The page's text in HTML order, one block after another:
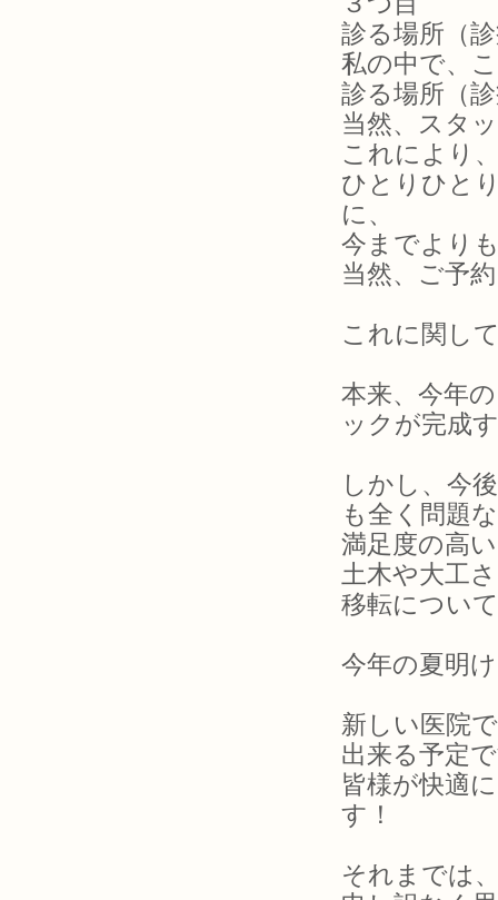
診る場所（
私の中で、
診る場所（
当然、スタ
これにより
ひとりひと
に、
今までより
当然、ご予
これに関し
本来、今年
ックが完成
しかし、今
も全く問題
満足度の高
土木や大工
移転につい
今年の夏明
新しい医院
出来る予定
皆様が快適
す！
それまでは